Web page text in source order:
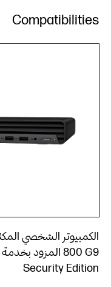
Compatibilities
Security Edition